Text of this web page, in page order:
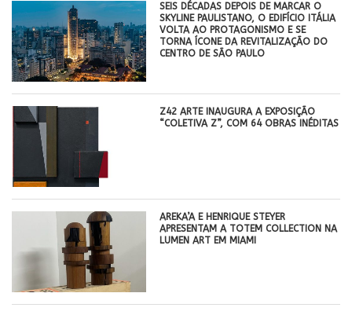
SEIS DÉCADAS DEPOIS DE MARCAR O
SKYLINE PAULISTANO, O EDIFÍCIO ITÁLIA
VOLTA AO PROTAGONISMO E SE
TORNA ÍCONE DA REVITALIZAÇÃO DO
CENTRO DE SÃO PAULO
Z42 ARTE INAUGURA A EXPOSIÇÃO
“COLETIVA Z”, COM 64 OBRAS INÉDITAS
AREKA’A E HENRIQUE STEYER
APRESENTAM A TOTEM COLLECTION NA
LUMEN ART EM MIAMI